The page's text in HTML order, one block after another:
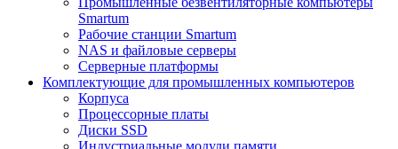
Smartum
Рабочие станции Smartum
NAS и файловые серверы
Серверные платформы
Комплектующие для промышленных компьютеров
Корпуса
Процессорные платы
Диски SSD
Индустриальные модули памяти